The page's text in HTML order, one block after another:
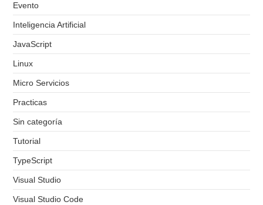
Evento
Inteligencia Artificial
JavaScript
Linux
Micro Servicios
Practicas
Sin categoría
Tutorial
TypeScript
Visual Studio
Visual Studio Code